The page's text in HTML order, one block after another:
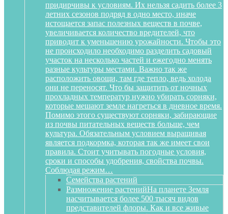
придирчивы к условиям. Их нельзя садить более 3
летних сезонов подряд в одно место, иначе
истощается запас полезных веществ в почве,
увеличивается количество вредителей, что
приводит к уменьшению урожайности. Чтобы это
не происходило необходимо разделить садовый
участок на несколько частей и ежегодно менять
разные культуры местами. Важно так же
расположить овощи, там где тепло, ведь холода
они не переносят. Что бы защитить от ночных
прохладных температур нужно убирать сорняки,
которые мешают земле нагреться в дневное время.
Помимо этого существуют сорняки, забирающие
из почвы питательных веществ больше, чем
культура. Обязательным условием выращивая
является подкормка, которая так же имеет свои
правила. Стоит учитывать погодные условия,
сроки и способы удобрения, свойства почвы.
Соблюдая режим…
Семейства растений
Размножение растенийНа планете Земля
насчитывается более 500 тысяч видов
представителей флоры. Как и все живые